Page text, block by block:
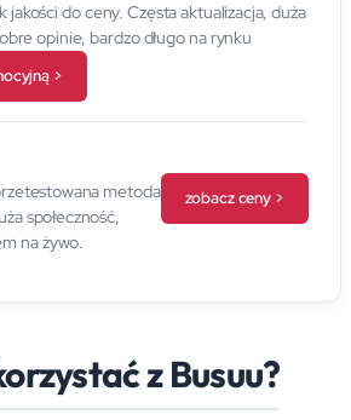
jakości do ceny. Częsta aktualizacja, duża
opinie, bardzo długo na rynku
>
metoda
społeczność,
na żywo.
zobacz ceny >
z Busuu?